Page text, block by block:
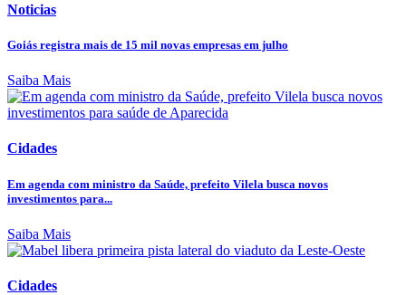
Noticias
Goiás registra mais de 15 mil novas empresas em julho
Saiba Mais
Cidades
Em agenda com ministro da Saúde, prefeito Vilela busca novos
investimentos para...
Saiba Mais
Cidades